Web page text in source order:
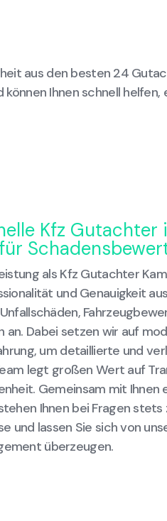
aus den besten 24
können Ihnen schnell helfen,
Kfz Gutachter
als Kfz Gutachter
und Genauigkeit
Dabei setzen wir auf
um detaillierte und
legt großen Wert auf
Gemeinsam mit Ihnen
Ihnen bei Fragen
und lassen Sie sich von
überzeugen.